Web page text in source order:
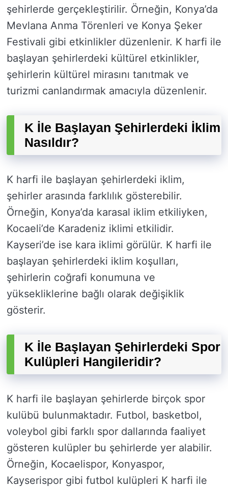
şehirlerde gerçekleştirilir. Örneğin, Konya’da
Mevlana Anma Törenleri ve Konya Şeker
Festivali gibi etkinlikler düzenlenir. K harfi ile
başlayan şehirlerdeki kültürel etkinlikler,
şehirlerin kültürel mirasını tanıtmak ve
turizmi canlandırmak amacıyla düzenlenir.
K İle Başlayan Şehirlerdeki İklim
Nasıldır?
K harfi ile başlayan şehirlerdeki iklim,
şehirler arasında farklılık gösterebilir.
Örneğin, Konya’da karasal iklim etkiliyken,
Kocaeli’de Karadeniz iklimi etkilidir.
Kayseri’de ise kara iklimi görülür. K harfi ile
başlayan şehirlerdeki iklim koşulları,
şehirlerin coğrafi konumuna ve
yüksekliklerine bağlı olarak değişiklik
gösterir.
K İle Başlayan Şehirlerdeki Spor
Kulüpleri Hangileridir?
K harfi ile başlayan şehirlerde birçok spor
kulübü bulunmaktadır. Futbol, basketbol,
voleybol gibi farklı spor dallarında faaliyet
gösteren kulüpler bu şehirlerde yer alabilir.
Örneğin, Kocaelispor, Konyaspor,
Kayserispor gibi futbol kulüpleri K harfi ile